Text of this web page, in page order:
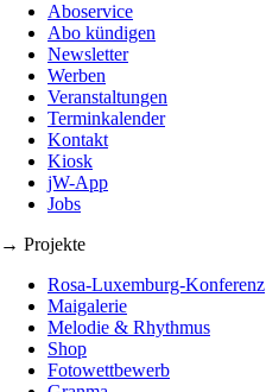
Aboservice
Abo kündigen
Newsletter
Werben
Veranstaltungen
Terminkalender
Kontakt
Kiosk
jW-App
Jobs
→ Projekte
Rosa-Luxemburg-Konferenz
Maigalerie
Melodie & Rhythmus
Shop
Fotowettbewerb